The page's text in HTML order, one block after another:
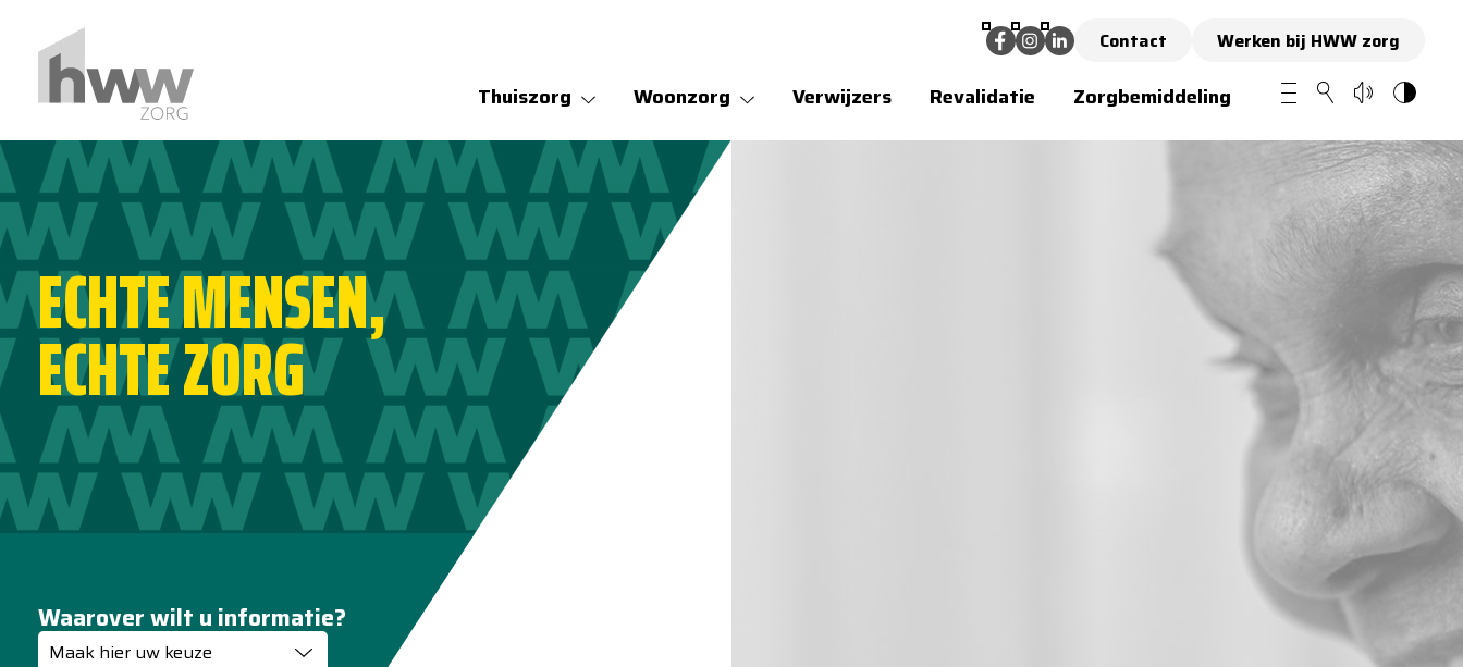
Contact Werken bij HWW zorg
Thuiszorg Woonzorg Verwijzers Revalidatie Zorgbemiddeling
ECHTE MENSEN,
ECHTE ZORG
Waarover wilt u informatie?
Maak hier uw keuze